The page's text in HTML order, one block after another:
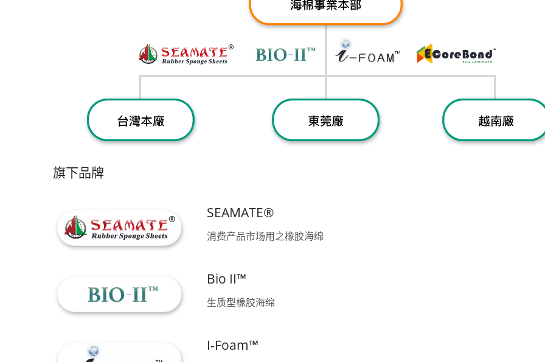
旗下品牌
SEAMATE®
消费产品市场用之橡胶海绵
Bio II™
生质型橡胶海绵
I-Foam™
ISO 27001 (资讯安全管理系